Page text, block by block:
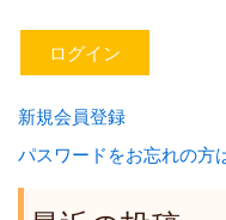
新規会員登録
パスワードをお忘れの方